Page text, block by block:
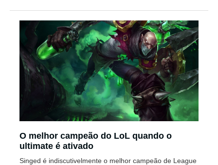
O melhor campeão do LoL quando o
ultimate é ativado
Singed é indiscutivelmente o melhor campeão de League